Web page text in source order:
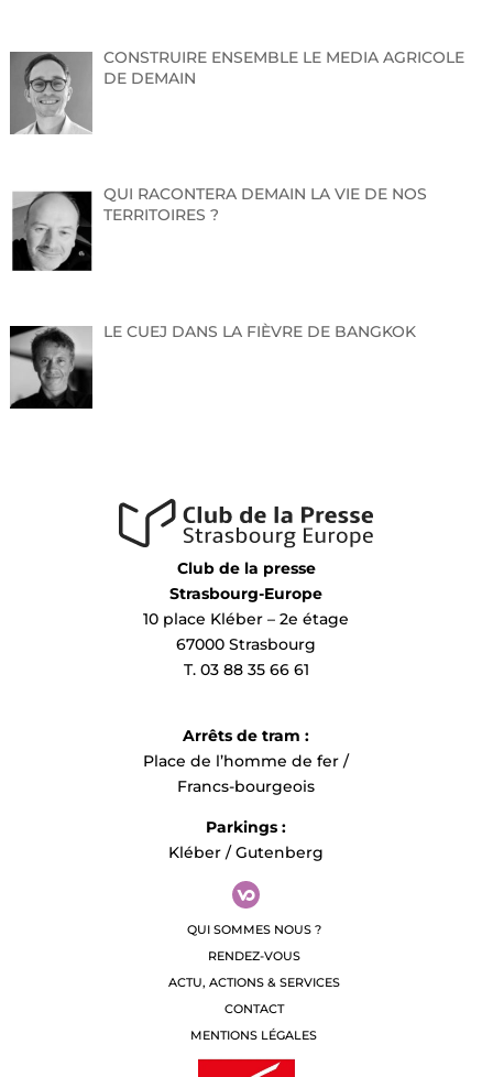
CONSTRUIRE ENSEMBLE LE MEDIA AGRICOLE
DE DEMAIN
QUI RACONTERA DEMAIN LA VIE DE NOS
TERRITOIRES ?
LE CUEJ DANS LA FIÈVRE DE BANGKOK
Club de la presse
Strasbourg-Europe
10 place Kléber – 2e étage
67000 Strasbourg
T. 03 88 35 66 61
Arrêts de tram :
Place de l’homme de fer /
Francs-bourgeois
Parkings :
Kléber / Gutenberg
QUI SOMMES NOUS ?
RENDEZ-VOUS
ACTU, ACTIONS & SERVICES
CONTACT
MENTIONS LÉGALES